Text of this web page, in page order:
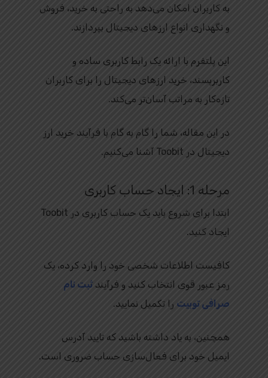
به کاربران امکان می‌دهد به راحتی به خرید، فروش
و نگهداری انواع ارزهای دیجیتال بپردازند.
این پلتفرم با ارائه یک رابط کاربری ساده و
کاربرپسند، خرید ارزهای دیجیتال را برای کاربران
تازه‌کار به مراتب آسان‌تر می‌کند.
در این مقاله، شما را گام به گام با فرآیند خرید ارز
دیجیتال در Toobit آشنا می‌کنیم.
مرحله 1: ایجاد حساب کاربری
ابتدا برای شروع باید یک حساب کاربری در Toobit
ایجاد کنید.
کافیست اطلاعات شخصی خود را وارد کرده، یک
رمز عبور قوی انتخاب کنید و فرآیند ثبت‌ نام
صرافی توبیت را تکمیل نمایید.
همچنین، به یاد داشته باشید که تایید آدرس
ایمیل خود برای فعال‌سازی حساب ضروری است.